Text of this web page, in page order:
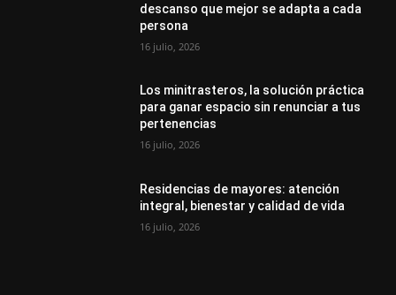
descanso que mejor se adapta a cada
persona
16 julio, 2026
Los minitrasteros, la solución práctica
para ganar espacio sin renunciar a tus
pertenencias
16 julio, 2026
Residencias de mayores: atención
integral, bienestar y calidad de vida
16 julio, 2026